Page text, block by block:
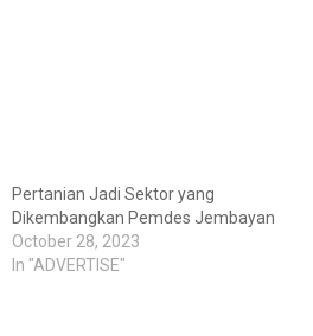
Pertanian Jadi Sektor yang
Dikembangkan Pemdes Jembayan
October 28, 2023
In "ADVERTISE"